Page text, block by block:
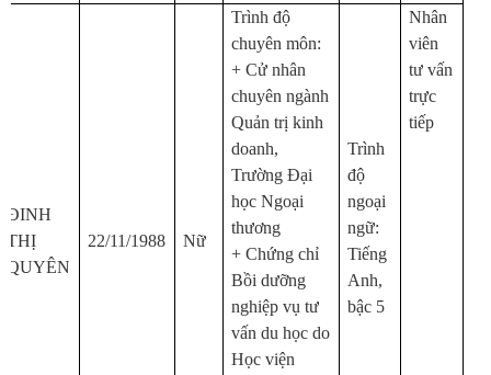
ĐINH
THỊ
QUYÊN
22/11/1988 Nữ
Trình độ
chuyên môn:
+ Cử nhân
chuyên ngành
Quản trị kinh
doanh,
Trường Đại
học Ngoại
thương
+Chứng chỉ
Bồi dưỡng
nghiệp vụ tư
vấn du học do
Học viện
Trình
độ
ngoại
ngữ:
Tiếng
Anh,
bậc 5
Nhân
viên
tư vấn
trực
tiếp